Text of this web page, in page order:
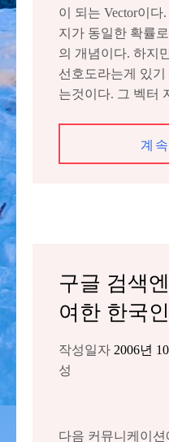
이 되는 Vector이다
지가 동일한 확률
의 개념이다. 하지
선호도라는게 있
는것이다. 그 벡터
계
구글 검색
여한 한국
작성일자 2006년
성
다음 커뮤니케이